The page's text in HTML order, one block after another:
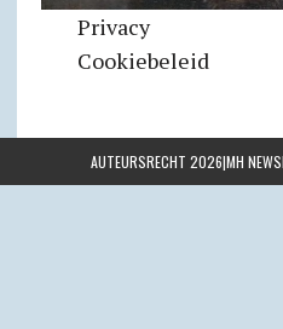
Privacy
Cookiebeleid
AUTEURSRECHT 2026|MH